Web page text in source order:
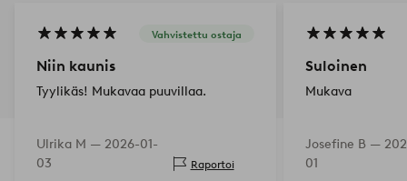
Vahvistettu ostaja
Niin kaunis
Tyylikäs! Mukavaa puuvillaa.
Ulrika M — 2026-01-
03
Raportoi
Suloinen
Mukava
Josefine B —
01